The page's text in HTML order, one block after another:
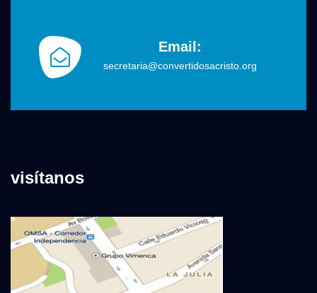
Email:
secretaria@convertidosacristo.org
visítanos